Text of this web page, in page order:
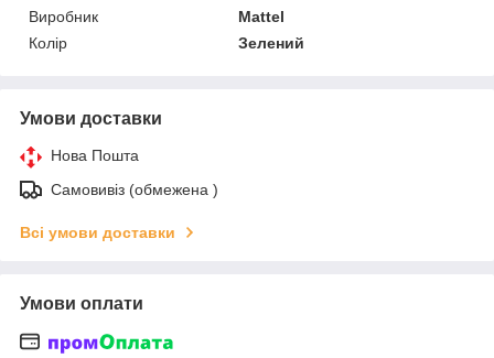
Виробник
Mattel
Колір
Зелений
Умови доставки
Нова Пошта
Самовивіз (обмежена )
Всі умови доставки
Умови оплати